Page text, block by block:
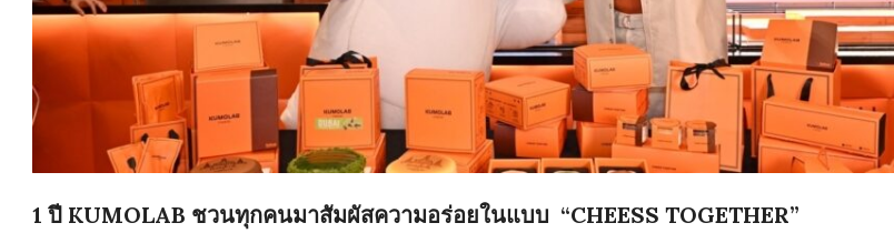
1 ปี KUMOLAB ชวนทุกคนมาสัมผัสความอร่อยในแบบ “CHEESS TOGETHER”